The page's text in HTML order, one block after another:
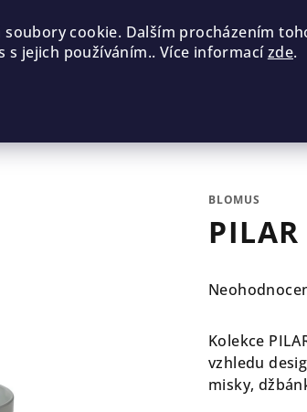
soubory cookie. Dalším procházením
s jejich používáním.. Více informacízde.
BLOMUS
Průměrné
produktu
0,0
Kolekce
vzhledu
misky,